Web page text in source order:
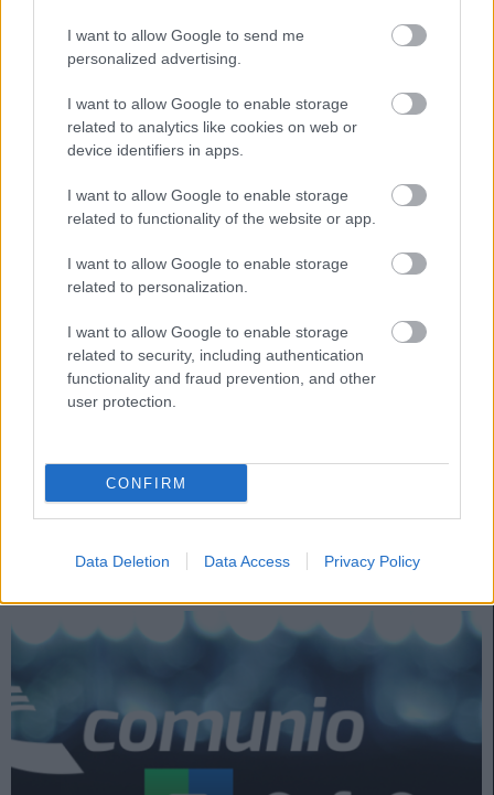
I want to allow Google to send me
personalized advertising.
I want to allow Google to enable storage
related to analytics like cookies on web or
device identifiers in apps.
I want to allow Google to enable storage
related to functionality of the website or app.
I want to allow Google to enable storage
related to personalization.
I want to allow Google to enable storage
related to security, including authentication
functionality and fraud prevention, and other
user protection.
CONFIRM
Data Deletion Data Access Privacy Policy
Una nueva era empieza en Comunio con su nueva app. ¡Ya disponible en